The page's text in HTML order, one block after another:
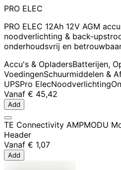
PRO ELEC
PRO ELEC 12Ah 12V AGM
noodverlichting & back-
onderhoudsvrij en
Accu's & OpladersBatterijen,
VoedingenSchuurmiddelen &
UPSPro ElecNoodverlichting
Vanaf € 45,42
Add
TE Connectivity AMPMODU
Header
Vanaf € 1,07
Add